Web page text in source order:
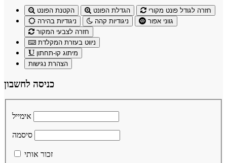
הקטנת הפונט הגדלת הפונט
חזרה לגודל פונט מקורי
ניגודיות בהירה
ניגודיות קהה
גווני אפור
חזרה לצבעי המקור
ניווט בעזרת המקלדת
מיתוג קו-תחתון
הצהרת נגישות
כניסה לחשבון
אימייל
סיסמה
זכור אותי